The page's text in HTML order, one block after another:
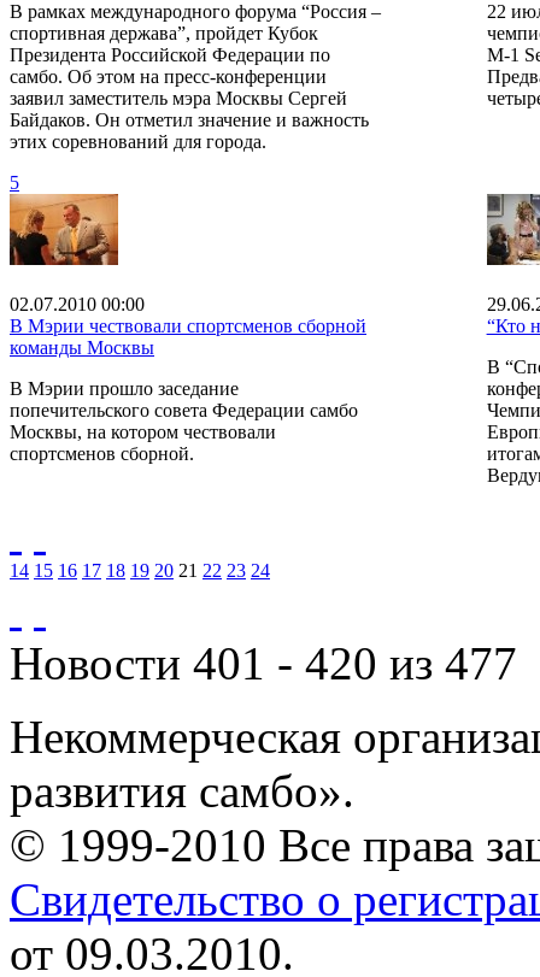
В рамках международного форума “Россия –
спортивная держава”, пройдет Кубок
Президента Российской Федерации по
самбо. Об этом на пресс-конференции
заявил заместитель мэра Москвы Сергей
Байдаков. Он отметил значение и важность
этих соревнований для города.
5
22
М-1
02.07.2010 00:00
В Мэрии чествовали спортсменов сборной
команды Москвы
В Мэрии прошло заседание
попечительского совета Федерации самбо
Москвы, на котором чествовали
спортсменов сборной.
“Кто
В
14 15 16 17 18 19 20 21 22 23 24
Новости 401 - 420 из 477
Некоммерческая
развития самбо».
© 1999-2010 Все права
Свидетельство о
от 09.03.2010.